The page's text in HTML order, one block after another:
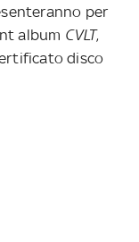
per
album CVLT,
disco